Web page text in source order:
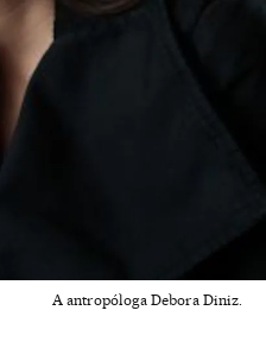
A antropóloga Debora Diniz.